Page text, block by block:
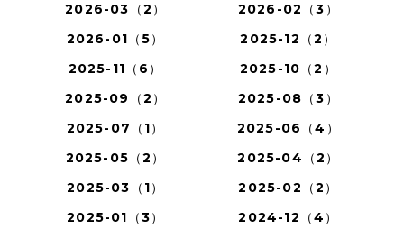
2026-03（2）
2026-02（3）
2026-01（5）
2025-12（2）
2025-11（6）
2025-10（2）
2025-09（2）
2025-08（3）
2025-07（1）
2025-06（4）
2025-05（2）
2025-04（2）
2025-03（1）
2025-02（2）
2025-01（3）
2024-12（4）